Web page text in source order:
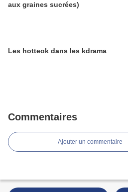
aux graines sucrées)
Les hotteok dans les kdrama
Commentaires
Ajouter un commentaire